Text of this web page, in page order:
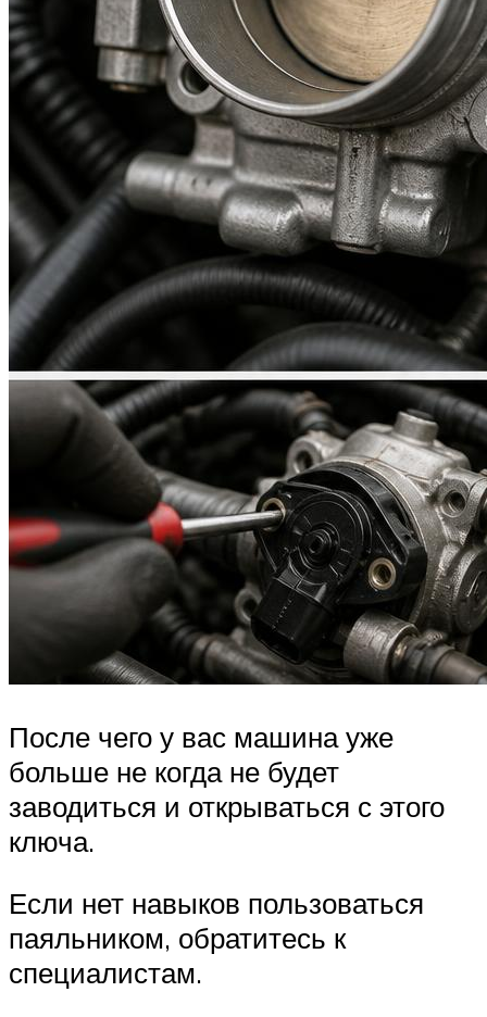
После чего у вас машина уже
больше не когда не будет
заводиться и открываться с этого
ключа.
Если нет навыков пользоваться
паяльником, обратитесь к
специалистам.